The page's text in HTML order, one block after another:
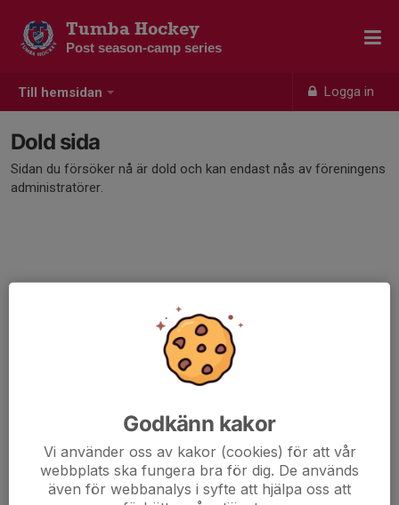
Till hemsidan Logga in
Tumba Hockey
Post season-camp series
Dold sida
Sidan du försöker nå är dold och kan endast nås av föreningens
administratörer.
Godkänn kakor
Vi använder oss av kakor (cookies) för att vår
webbplats ska fungera bra för dig. De används
även för webbanalys i syfte att hjälpa oss att